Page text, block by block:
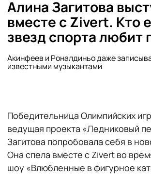
Алина Загитова
вместе с Zivert. Кто
звезд спорта любит
Акинфеев и Роналдиньо даже
известными музыкантами
Победительница Олимпийских
ведущая проекта «Ледниковый
Загитова попробовала себя в
Она спела вместе с Zivert во
шоу «Влюбленные в фигурное